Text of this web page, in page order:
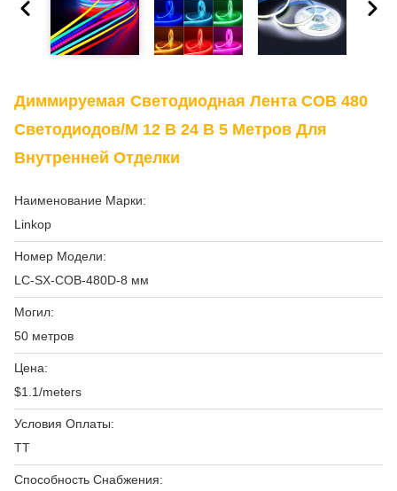
Диммируемая Светодиодная Лента COB 480
Светодиодов/м 12 В 24 В 5 Метров Для
Внутренней Отделки
Наименование Марки:
Linkop
Номер Модели:
LC-SX-COB-480D-8 мм
Могил:
50 метров
Цена:
$1.1/meters
Условия Оплаты:
ТТ
Способность Снабжения: